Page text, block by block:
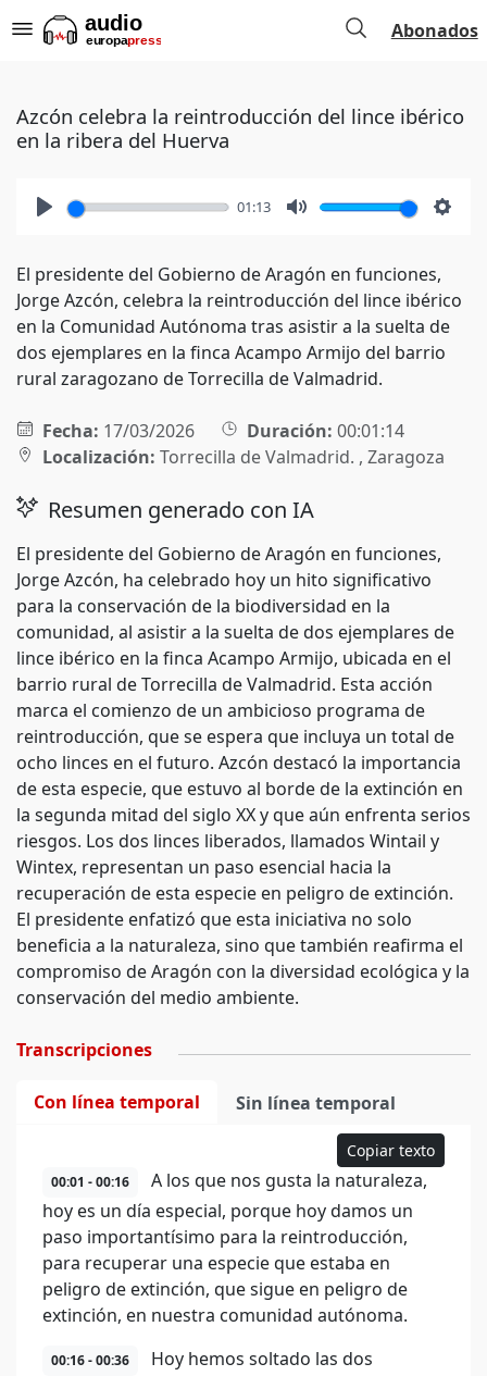
Abonados
Azcón celebra la reintroducción del lince ibérico
en la ribera del Huerva
01:13
El presidente del Gobierno de Aragón en funciones,
Jorge Azcón, celebra la reintroducción del lince ibérico
en la Comunidad Autónoma tras asistir a la suelta de
dos ejemplares en la finca Acampo Armijo del barrio
rural zaragozano de Torrecilla de Valmadrid.
Fecha: 17/03/2026 Duración: 00:01:14
Localización: Torrecilla de Valmadrid. , Zaragoza
Resumen generado con IA
El presidente del Gobierno de Aragón en funciones,
Jorge Azcón, ha celebrado hoy un hito significativo
para la conservación de la biodiversidad en la
comunidad, al asistir a la suelta de dos ejemplares de
lince ibérico en la finca Acampo Armijo, ubicada en el
barrio rural de Torrecilla de Valmadrid. Esta acción
marca el comienzo de un ambicioso programa de
reintroducción, que se espera que incluya un total de
ocho linces en el futuro. Azcón destacó la importancia
de esta especie, que estuvo al borde de la extinción en
la segunda mitad del siglo XX y que aún enfrenta serios
riesgos. Los dos linces liberados, llamados Wintail y
Wintex, representan un paso esencial hacia la
recuperación de esta especie en peligro de extinción.
El presidente enfatizó que esta iniciativa no solo
beneficia a la naturaleza, sino que también reafirma el
compromiso de Aragón con la diversidad ecológica y la
conservación del medio ambiente.
Transcripciones
Con línea temporal Sin línea temporal
Copiar texto
00:01 - 00:16
A los que nos gusta la naturaleza,
hoy es un día especial, porque hoy damos un
paso importantísimo para la reintroducción,
para recuperar una especie que estaba en
peligro de extinción, que sigue en peligro de
extinción, en nuestra comunidad autónoma.
00:16 - 00:36
Hoy hemos soltado las dos